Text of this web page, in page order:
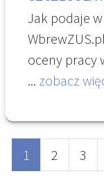
cennych
archiwizacja
Jak podaje
oceny pracy
się do
rentach z
... zobacz
1 2 3